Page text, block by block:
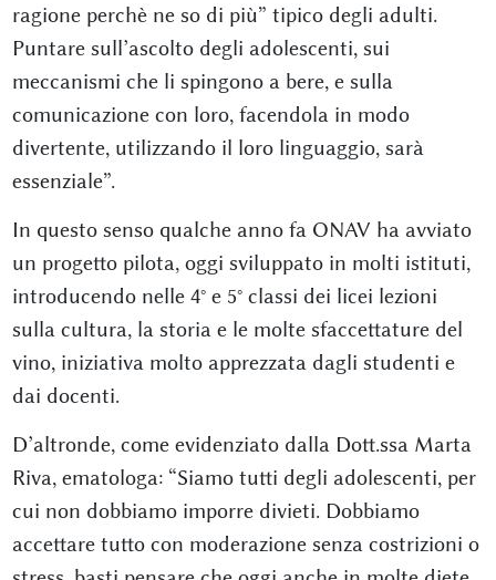
ragione perchè ne so di più” tipico degli adulti.
Puntare sull’ascolto degli adolescenti, sui
meccanismi che li spingono a bere, e sulla
comunicazione con loro, facendola in modo
divertente, utilizzando il loro linguaggio, sarà
essenziale”.
In questo senso qualche anno fa ONAV ha avviato
un progetto pilota, oggi sviluppato in molti istituti,
introducendo nelle 4° e 5° classi dei licei lezioni
sulla cultura, la storia e le molte sfaccettature del
vino, iniziativa molto apprezzata dagli studenti e
dai docenti.
D’altronde, come evidenziato dalla Dott.ssa Marta
Riva, ematologa: “Siamo tutti degli adolescenti, per
cui non dobbiamo imporre divieti. Dobbiamo
accettare tutto con moderazione senza costrizioni o